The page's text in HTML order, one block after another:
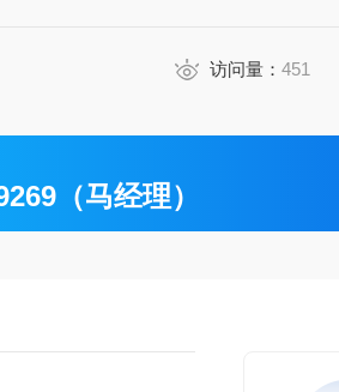
访问量： 451
（马经理）